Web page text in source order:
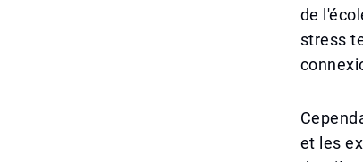
de
stress
et les